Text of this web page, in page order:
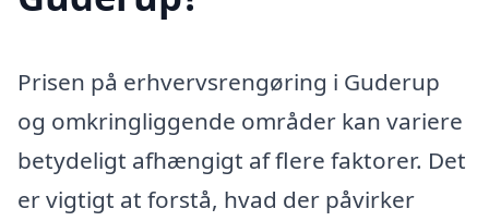
Prisen på erhvervsrengøring i Guderup
og omkringliggende områder kan variere
betydeligt afhængigt af flere faktorer. Det
er vigtigt at forstå, hvad der påvirker